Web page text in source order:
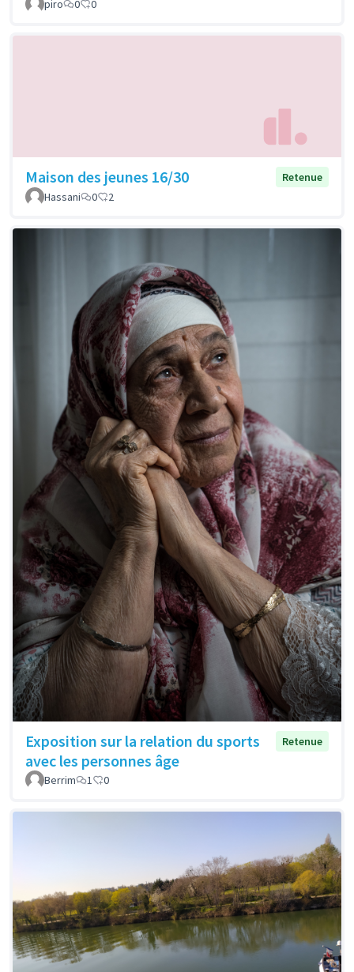
piro 0 0
Maison des jeunes 16/30
Retenue
Hassani
0 2
Exposition sur la relation du sports
avec les personnes âge
Retenue
Berrim 1 0